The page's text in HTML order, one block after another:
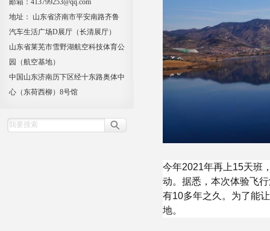
邮箱：413799253@qq.com
地址： 山东省济南市平安南路齐鲁
汽车生活广场D展厅（长清展厅）
山东省莱芜市雪野湖航空科技体育公
园（航空基地）
中国山东济南历下区经十东路奥体中
心（东荷西柳）8号馆
今年2021年再上15天班
动。据悉，本次体验飞
有10多年之久。为了能
地。